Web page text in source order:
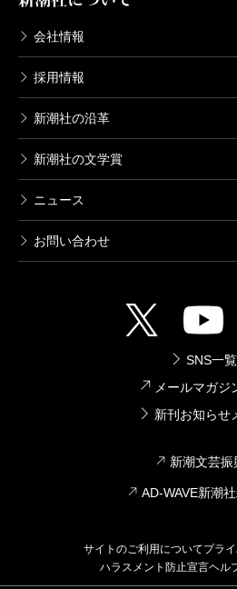
会社情報
採用情報
新潮社の沿革
新潮社の文学賞
ニュース
お問い合わせ
SNS一覧
メールマガジ
新刊お知らせ
新潮文芸振
AD-WAVE新潮
サイトのご利用についてプラ
ハラスメント防止宣言ヘル